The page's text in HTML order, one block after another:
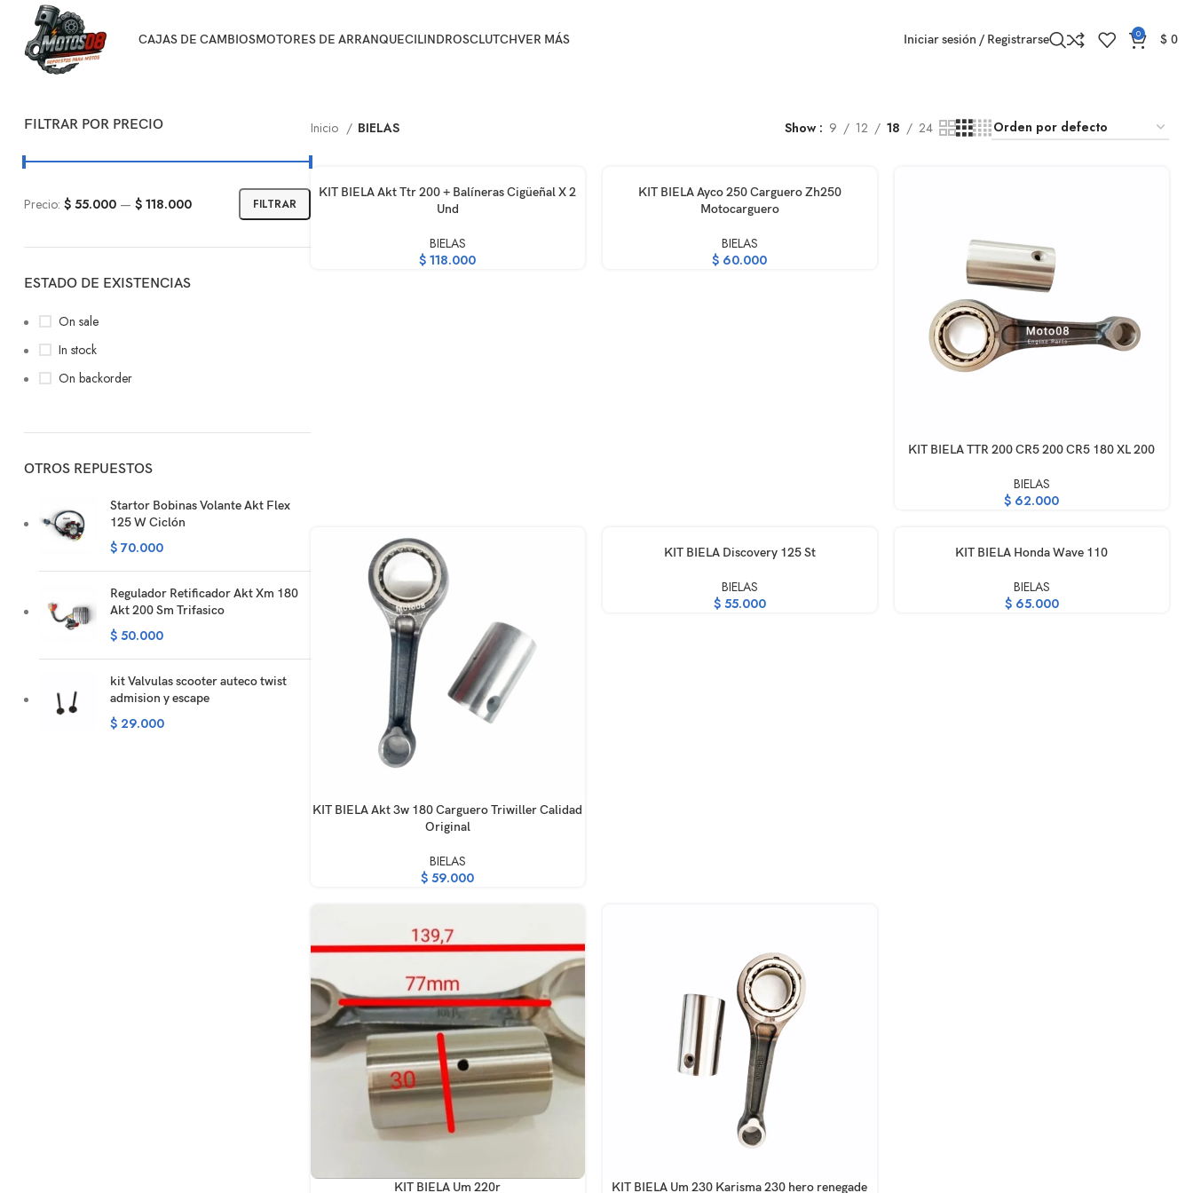
CAJAS DE CAMBIOSMOTORES DE ARRANQUECILINDROSCLUTCHVER MÁS Iniciar sesión / Registrarse 0 $ 0
FILTRAR POR PRECIO
FILTRAR
Precio: $ 55.000 — $ 118.000
ESTADO DE EXISTENCIAS
On sale
In stock
On backorder
OTROS REPUESTOS
Startor Bobinas Volante Akt Flex
125 W Ciclón
$ 70.000
Regulador Retificador Akt Xm 180
Akt 200 Sm Trifasico
$ 50.000
kit Valvulas scooter auteco twist
admision y escape
$ 29.000
Inicio BIELAS Show 9 12 18 24
AÑADIR AL CARRITO
KIT BIELA Akt Ttr 200 + Balíneras Cigüeñal X 2
Und
BIELAS
$ 118.000
AÑADIR AL CARRITO
KIT BIELA Ayco 250 Carguero Zh250
Motocarguero
BIELAS
$ 60.000
AÑADIR AL CARRITO
KIT BIELA TTR 200 CR5 200 CR5 180 XL 200
BIELAS
$ 62.000
AÑADIR AL CARRITO
KIT BIELA Akt 3w 180 Carguero Triwiller Calidad
Original
BIELAS
$ 59.000
AÑADIR AL CARRITOKIT BIELA Discovery 125 St
BIELAS
$55.000
AÑADIR AL CARRITOKIT BIELA Honda Wave 110
BIELAS
$65.000
AÑADIR AL CARRITOKIT BIELA Um 220r AÑADIR AL CARRITO
KIT BIELA Um 230 Karisma 230 hero renegade